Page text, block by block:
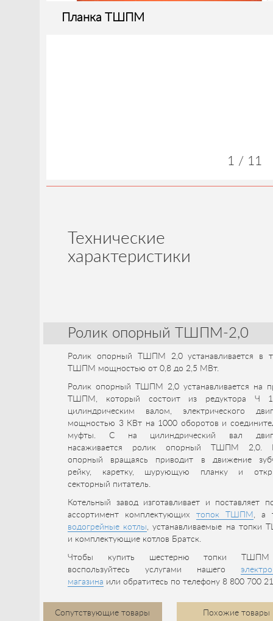
Планка ТШПМ
1 / 11
Технические
характеристики
Ролик опорный ТШПМ-2,0
Ролик опорный ТШПМ 2,0 устанавливается в
ТШПМ мощностью от 0,8 до 2,5 МВт.
Ролик опорный ТШПМ 2,0 устанавливается на
ТШПМ, который состоит из редуктора Ч
цилиндрическим валом, электрического
мощностью 3 КВт на 1000 оборотов и
муфты. С на цилиндрический вал
насаживается ролик опорный ТШПМ 2,0.
опорный вращаясь приводит в движение
рейку, каретку, шурующую планку и
секторный питатель.
Котельный завод изготавливает и поставляет
ассортимент комплектующихтопок ТШПМ , а
водогрейные котлы, устанавливаемые на топки
и комплектующие котлов Братск.
Чтобы купить шестерню топки
воспользуйтесь услугами нашего
магазина или обратитесь по телефону 8 800 700
Сопутствующие товары Похожие товары